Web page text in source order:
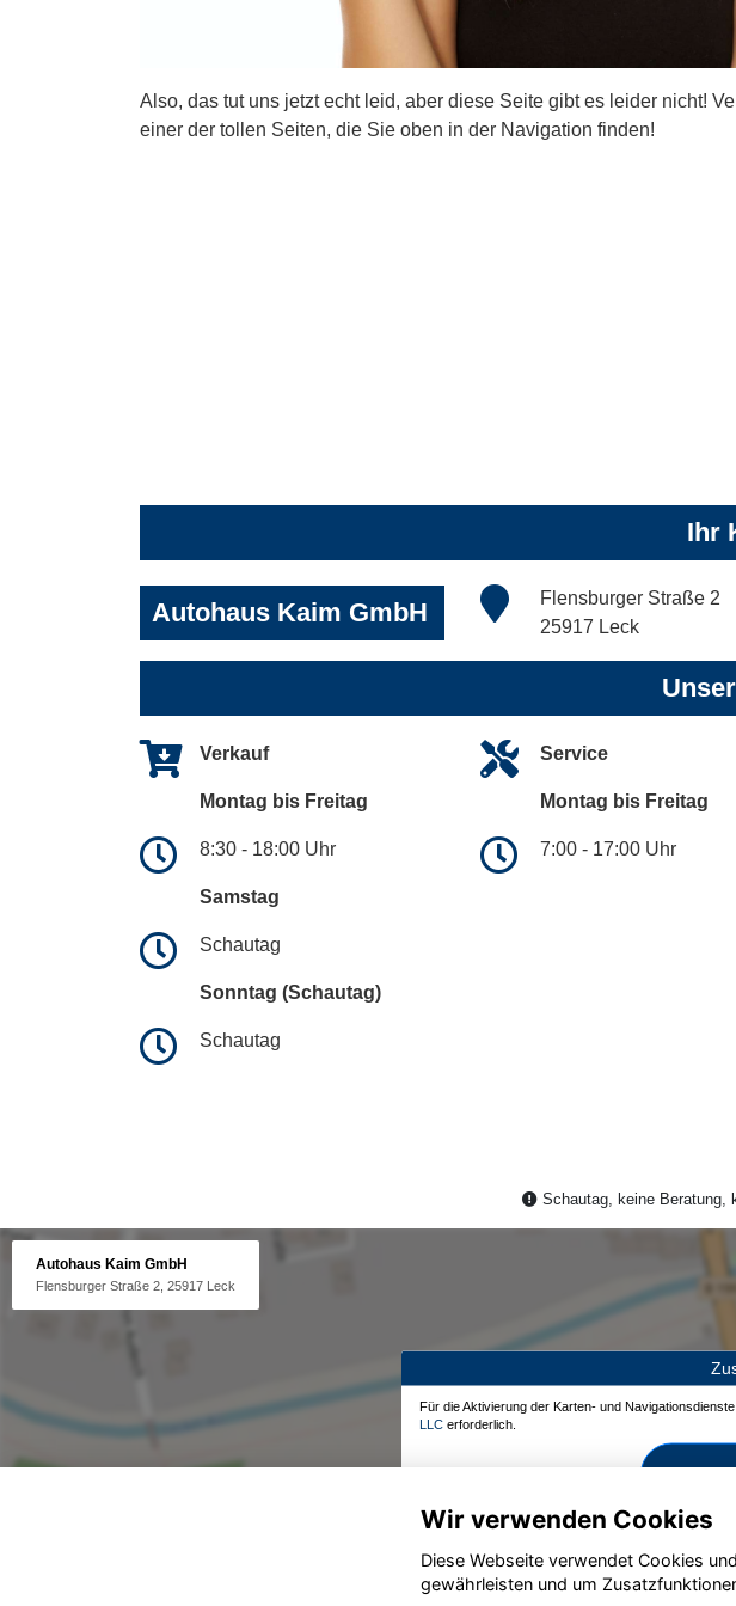
Also, das tut uns jetzt echt leid, aber diese Seite gibt es leider nicht!
einer der tollen Seiten, die Sie oben in der Navigation finden!
Ihr
Autohaus Kaim GmbH
Flensburger Straße 2
25917 Leck
Verkauf
Montag bis Freitag
8:30 - 18:00 Uhr
Samstag
Schautag
Sonntag (Schautag)
Schautag
Service
Montag bis Freitag
7:00 - 17:00 Uhr
Schautag, keine Beratung,
Autohaus Kaim GmbH
Flensburger Straße 2, 25917 Leck
Für die Aktivierung der Karten- und
LLC erforderlich.
Wir verwenden Cookies
Diese Webseite verwendet Cookies
gewährleisten und um